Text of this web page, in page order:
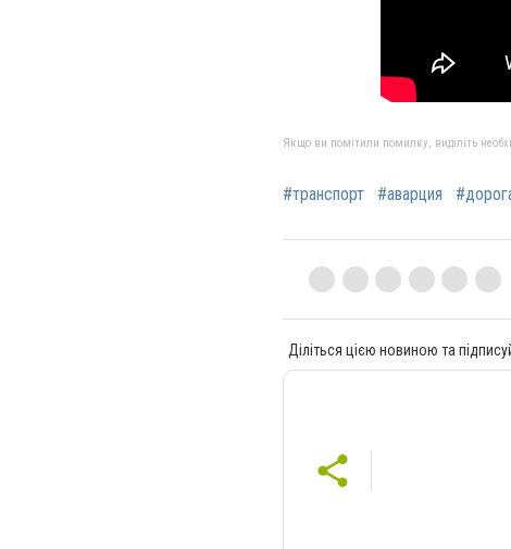
Якщо ви помітили помилку, виділіть
#транспорт #аварция
Діліться цією новиною та